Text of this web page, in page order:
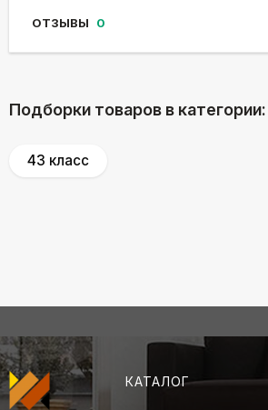
ОТЗЫВЫ 0
Подборки товаров в категории:
43 класс
КАТАЛОГ